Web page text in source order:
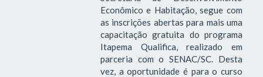
Econômico e Habitação, segue com
as inscrições abertas para mais uma
capacitação gratuita do programa
Itapema Qualifica, realizado em
parceria com o SENAC/SC. Desta
vez, a oportunidade é para o curso